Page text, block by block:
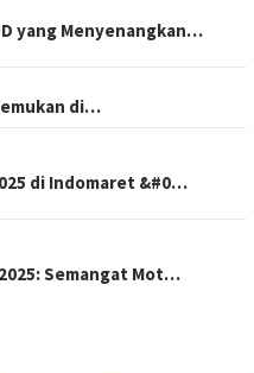
yang Menyenangkan…
di…
di Indomaret &#0…
Semangat Mot…